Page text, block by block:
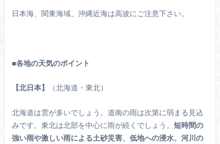
日本海、関東海域、沖縄近海は高波にご注意下さい。
■各地の天気のポイント
【北日本】 （北海道・東北）
北海道は雲が多いでしょう。道南の雨は次第に弱まる見込
みです。東北は北部を中心に雨が続くでしょう。 短時間の
強い雨や激しい雨による土砂災害、低地への浸水、河川の